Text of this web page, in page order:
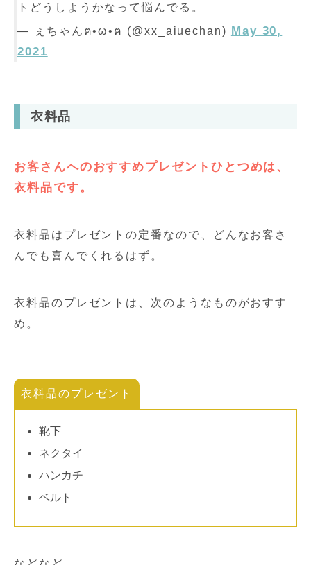
トどうしようかなって悩んでる。
— ぇちゃんฅ•ω•ฅ (@xx_aiuechan)
May 30,
2021
衣料品
お客さんへのおすすめプレゼントひとつめは、
衣料品です。
衣料品はプレゼントの定番なので、どんなお客さ
んでも喜んでくれるはず。
衣料品のプレゼントは、次のようなものがおすす
め。
衣料品のプレゼント
靴下
ネクタイ
ハンカチ
ベルト